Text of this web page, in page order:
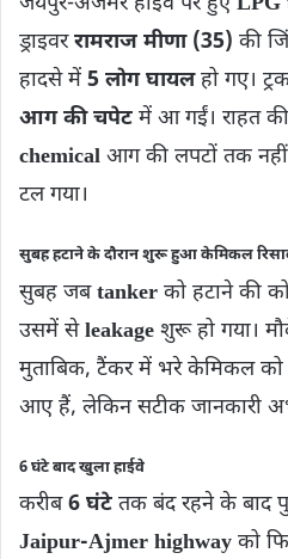
ड्राइवररामराज मीणा (35) की
हादसे में 5 लोग घायलहो गए।
आग की चपेट में आ गईं। राहत
chemical आग की लपटों तक नहीं
टल गया।
सुबह हटाने के दौरान शुरू हुआ केमिकल
सुबह जबtanker को हटाने की
उसमें सेleakage शुरू हो गया।
मुताबिक, टैंकर में भरे केमिकल
आए हैं, लेकिन सटीक जानकारी
6 घंटे बाद खुला हाईवे
करीब6 घंटे तक बंद रहने के बाद
Jaipur-Ajmer highway को